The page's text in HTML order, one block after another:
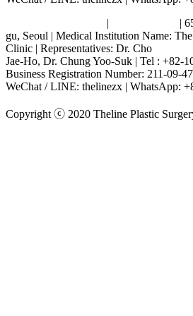
|
|
gu, Seoul | Medical Institution Name:
Clinic | Representatives: Dr. Cho
Jae-Ho, Dr. Chung Yoo-Suk | Tel : +82-
Business Registration Number: 211-09-
WeChat / LINE: thelinezx | WhatsApp:
Copyright ⓒ 2020 Theline Plastic